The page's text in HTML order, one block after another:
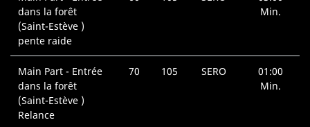
dans la forêt
(Saint-Estève )
pente raide
Min.
Main Part - Entrée
dans la forêt
(Saint-Estève )
Relance
70 105 SERO
01:00
Min.